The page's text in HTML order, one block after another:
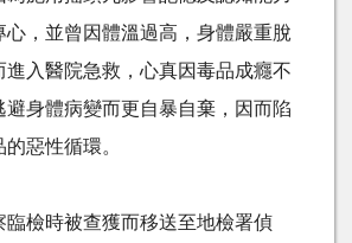
心，並曾因體溫過高，身體嚴重脫
進入醫院急救，心真因毒品成癮不
避身體病變而更自暴自棄，因而陷
惡性循環。
臨檢時被查獲而移送至地檢署偵